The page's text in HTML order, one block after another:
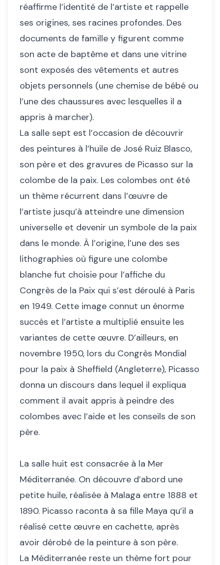
réaffirme l’identité de l’artiste et rappelle
ses origines, ses racines profondes. Des
documents de famille y figurent comme
son acte de baptême et dans une vitrine
sont exposés des vêtements et autres
objets personnels (une chemise de bébé ou
l’une des chaussures avec lesquelles il a
appris à marcher).
La salle sept est l’occasion de découvrir
des peintures à l’huile de José Ruiz Blasco,
son père et des gravures de Picasso sur la
colombe de la paix. Les colombes ont été
un thème récurrent dans l’œuvre de
l’artiste jusqu’à atteindre une dimension
universelle et devenir un symbole de la paix
dans le monde. À l’origine, l’une des ses
lithographies où figure une colombe
blanche fut choisie pour l’affiche du
Congrès de la Paix qui s’est déroulé à Paris
en 1949. Cette image connut un énorme
succès et l’artiste a multiplié ensuite les
variantes de cette œuvre. D’ailleurs, en
novembre 1950, lors du Congrès Mondial
pour la paix à Sheffield (Angleterre), Picasso
donna un discours dans lequel il expliqua
comment il avait appris à peindre des
colombes avec l’aide et les conseils de son
père.
La salle huit est consacrée à la Mer
Méditerranée. On découvre d’abord une
petite huile, réalisée à Malaga entre 1888 et
1890. Picasso raconta à sa fille Maya qu’il a
réalisé cette œuvre en cachette, après
avoir dérobé de la peinture à son père.
La Méditerranée reste un thème fort pour